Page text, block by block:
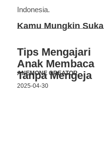
Indonesia.
Kamu Mungkin Suka
Tips Mengajari
Anak Membaca
Tanpa Mengeja
ANEMONE CREATOR
2025-04-30